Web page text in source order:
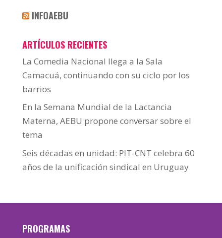
INFOAEBU
ARTÍCULOS RECIENTES
La Comedia Nacional llega a la Sala
Camacuá, continuando con su ciclo por los
barrios
En la Semana Mundial de la Lactancia
Materna, AEBU propone conversar sobre el
tema
Seis décadas en unidad: PIT-CNT celebra 60
años de la unificación sindical en Uruguay
PROGRAMAS